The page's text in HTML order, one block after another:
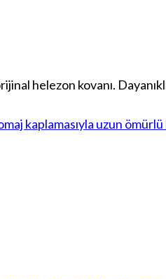
helezon kovanı.